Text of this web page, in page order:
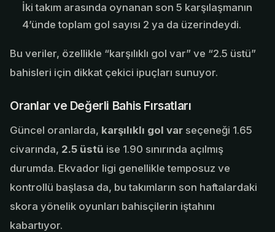
İki takım arasında oynanan son 5 karşılaşmanın
4’ünde toplam gol sayısı 2 ya da üzerindeydi.
Bu veriler, özellikle “karşılıklı gol var” ve “2.5 üstü”
bahisleri için dikkat çekici ipuçları sunuyor.
Oranlar ve Değerli Bahis Fırsatları
Güncel oranlarda, karşılıklı gol var seçeneği 1.65
civarında, 2.5 üstü ise 1.90 sınırında açılmış
durumda. Ekvador ligi genellikle temposuz ve
kontrollü başlasa da, bu takımların son haftalardaki
skora yönelik oyunları bahisçilerin iştahını
kabartıyor.